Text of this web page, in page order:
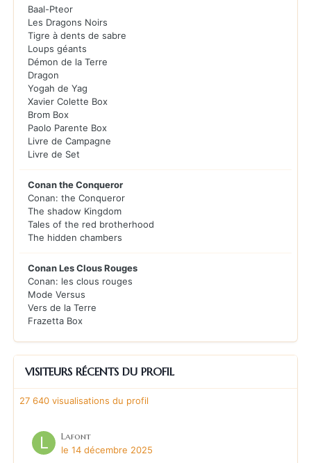
Baal-Pteor
Les Dragons Noirs
Tigre à dents de sabre
Loups géants
Démon de la Terre
Dragon
Yogah de Yag
Xavier Colette Box
Brom Box
Paolo Parente Box
Livre de Campagne
Livre de Set
Conan the Conqueror
Conan: the Conqueror
The shadow Kingdom
Tales of the red brotherhood
The hidden chambers
Conan Les Clous Rouges
Conan: les clous rouges
Mode Versus
Vers de la Terre
Frazetta Box
VISITEURS RÉCENTS DU PROFIL
27 640 visualisations du profil
Lafont
le 14 décembre 2025